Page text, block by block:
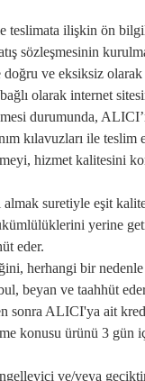
teslimata ilişkin ön
sözleşmesinin
ve eksiksiz
olarak internet
durumunda,
kılavuzları ile
hizmet kalitesini
suretiyle eşit
yerine
eder.
herhangi bir
beyan ve taahhüt
ALICI'ya ait kredi
konusu ürünü 3
ve/veya